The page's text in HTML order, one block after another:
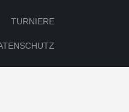
TURNIERE